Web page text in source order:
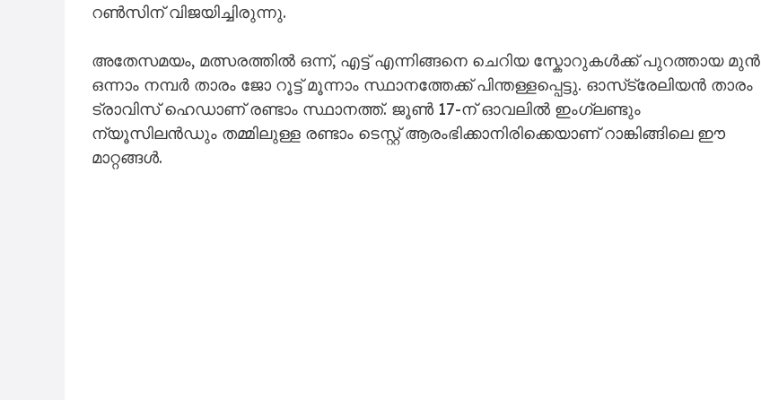
റൺസിന് വിജയിച്ചിരുന്നു.
അതേസമയം, മത്സരത്തിൽ ഒന്ന്, എട്ട് എന്നിങ്ങനെ ചെറിയ സ്കോറുകൾക്ക് പുറത്തായ മുൻ
ഒന്നാം നമ്പർ താരം ജോ റൂട്ട് മൂന്നാം സ്ഥാനത്തേക്ക് പിന്തള്ളപ്പെട്ടു. ഓസ്‌ട്രേലിയൻ താരം
ട്രാവിസ് ഹെഡാണ് രണ്ടാം സ്ഥാനത്ത്. ജൂൺ 17-ന് ഓവലിൽ ഇംഗ്ലണ്ടും
ന്യൂസിലൻഡും തമ്മിലുള്ള രണ്ടാം ടെസ്റ്റ് ആരംഭിക്കാനിരിക്കെയാണ് റാങ്കിങ്ങിലെ ഈ
മാറ്റങ്ങൾ.